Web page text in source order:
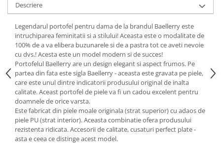
Descriere
Legendarul portofel pentru dama de la brandul Baellerry este
intruchiparea feminitatii si a stilului! Aceasta este o modalitate de
100% de a va elibera buzunarele si de a pastra tot ce aveti nevoie
cu dvs.! Acesta este un model modern si de succes!
Portofelul Baellerry are un design elegant si aspect frumos. Pe
partea din fata este sigla Baellerry - aceasta este gravata pe piele,
care este unul dintre indicatorii produsului original de inalta
calitate. Aceast portofel de piele va fi un cadou excelent pentru
doamnele de orice varsta.
Este fabricat din piele moale originala (strat superior) cu adaos de
piele PU (strat interior). Aceasta combinatie ofera produsului
rezistenta ridicata. Accesorii de calitate, cusaturi perfect plate -
asta e ceea ce distinge acest model.